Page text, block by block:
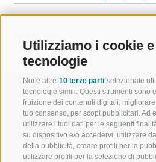
Utilizziamo i cookie
tecnologie
Noi e altre 10 terze parti selezionate
tecnologie simili. Questi strumenti sono
fruizione dei contenuti digitali,
tuo consenso, per scopi pubblicitari. Ad
utilizzare i tuoi dati per le seguenti
su dispositivo e/o accedervi, utilizzare
della pubblicità, creare profili per la
utilizzare profili per la selezione di
BENVENUTI NELLA
TURISTICA DI RACINES